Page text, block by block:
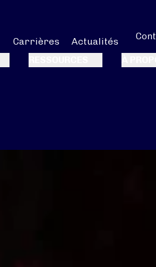
Carrières Actualités